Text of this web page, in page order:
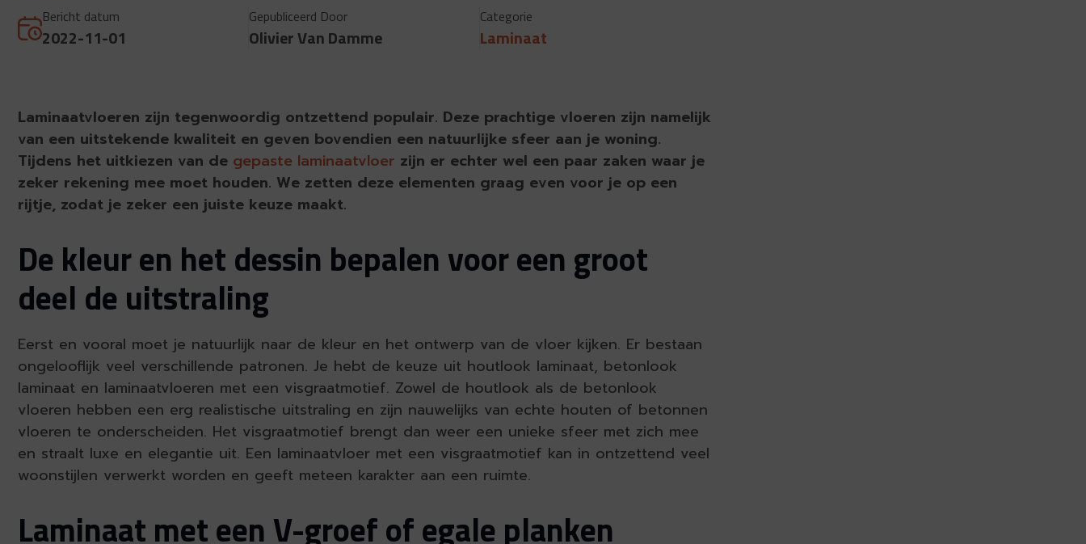
Bericht datum
2022-11-01
Gepubliceerd Door
Olivier Van Damme
Categorie
Laminaat
Laminaatvloeren zijn tegenwoordig ontzettend populair. Deze prachtige vloeren zijn namelijk
van een uitstekende kwaliteit en geven bovendien een natuurlijke sfeer aan je woning.
Tijdens het uitkiezen van de gepaste laminaatvloer zijn er echter wel een paar zaken waar je
zeker rekening mee moet houden. We zetten deze elementen graag even voor je op een
rijtje, zodat je zeker een juiste keuze maakt.
De kleur en het dessin bepalen voor een groot
deel de uitstraling
Eerst en vooral moet je natuurlijk naar de kleur en het ontwerp van de vloer kijken. Er bestaan
ongelooflijk veel verschillende patronen. Je hebt de keuze uit houtlook laminaat, betonlook
laminaat en laminaatvloeren met een visgraatmotief. Zowel de houtlook als de betonlook
vloeren hebben een erg realistische uitstraling en zijn nauwelijks van echte houten of betonnen
vloeren te onderscheiden. Het visgraatmotief brengt dan weer een unieke sfeer met zich mee
en straalt luxe en elegantie uit. Een laminaatvloer met een visgraatmotief kan in ontzettend veel
woonstijlen verwerkt worden en geeft meteen karakter aan een ruimte.
Laminaat met een V-groef of egale planken